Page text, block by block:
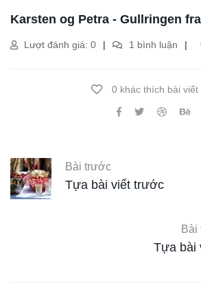
Karsten og Petra - Gullringen
Lượt đánh giá: 0 1 bình luận
0 khác thích bài viết
Bài trước
Tựa bài viết trước
Bài
Tựa bài